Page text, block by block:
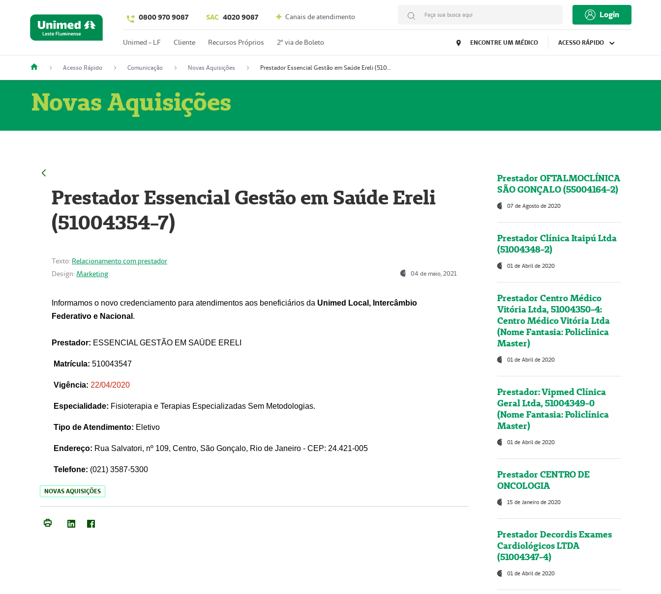
0800 970 9087 SAC 4020 9087 Canais de atendimento Faça sua busca aqui Login
Unimed - LF Cliente Recursos Próprios 2º via de Boleto ENCONTRE UM MÉDICO ACESSO RÁPIDO
Acesso Rápido Comunicação Novas Aquisições Prestador Essencial Gestão em Saúde Ereli (51004354-7)
Novas Aquisições
Prestador Essencial Gestão em Saúde Ereli
(51004354-7)
Texto: Relacionamento com prestador
Design: Marketing 04 de maio, 2021
Informamos o novo credenciamento para atendimentos aos beneficiários da Unimed Local, Intercâmbio
Federativo e Nacional .
Prestador: ESSENCIAL GESTÃO EM SAÚDE ERELI
Matrícula: 510043547
Vigência: 22/04/2020
Especialidade: Fisioterapia e Terapias Especializadas Sem Metodologias.
Tipo de Atendimento: Eletivo
Endereço: Rua Salvatori, nº 109, Centro, São Gonçalo, Rio de Janeiro - CEP: 24.421-005
Telefone: (021) 3587-5300
NOVAS AQUISIÇÕES
Prestador OFTALMOCLÍNICA
SÃO GONÇALO (55004164-2)
07 de Agosto de 2020
Prestador Clínica Itaipú Ltda
(51004348-2)
01 de Abril de 2020
Prestador Centro Médico
Vitória Ltda, 51004350-4:
Centro Médico Vitória Ltda
(Nome Fantasia: Policlínica
Master)
01 de Abril de 2020
Prestador: Vipmed Clínica
Geral Ltda, 51004349-0
(Nome Fantasia: Policlínica
Master)
01 de Abril de 2020
Prestador CENTRO DE
ONCOLOGIA
15 de Janeiro de 2020
Prestador Decordis Exames
Cardiológicos LTDA
(51004347-4)
01 de Abril de 2020